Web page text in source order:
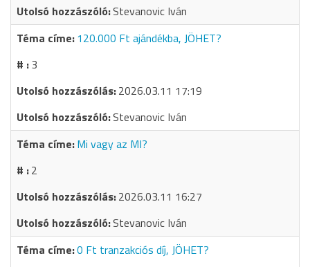
Stevanovic Iván
120.000 Ft ajándékba, JÖHET?
3
2026.03.11 17:19
Stevanovic Iván
Mi vagy az MI?
2
2026.03.11 16:27
Stevanovic Iván
0 Ft tranzakciós díj, JÖHET?